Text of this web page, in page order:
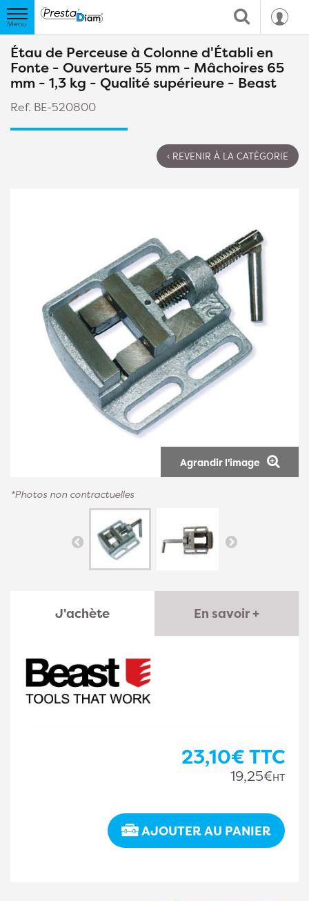
Étau de Perceuse à Colonne d'Établi en
Fonte - Ouverture 55 mm - Mâchoires 65
mm - 1,3 kg - Qualité supérieure - Beast
Ref. BE-520800
‹ REVENIR À LA CATÉGORIE
Agrandir l'image
*Photos non contractuelles
J'achète En savoir +
23,10€TTC
19,25€HT
AJOUTER AU PANIER